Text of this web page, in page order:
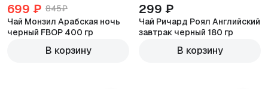
699 ₽ 845₽
Чай Монзил Арабская ночь
черный FBOP 400 гр
В корзину
299 ₽
Чай Ричард Роял Английский
завтрак черный 180 гр
В корзину